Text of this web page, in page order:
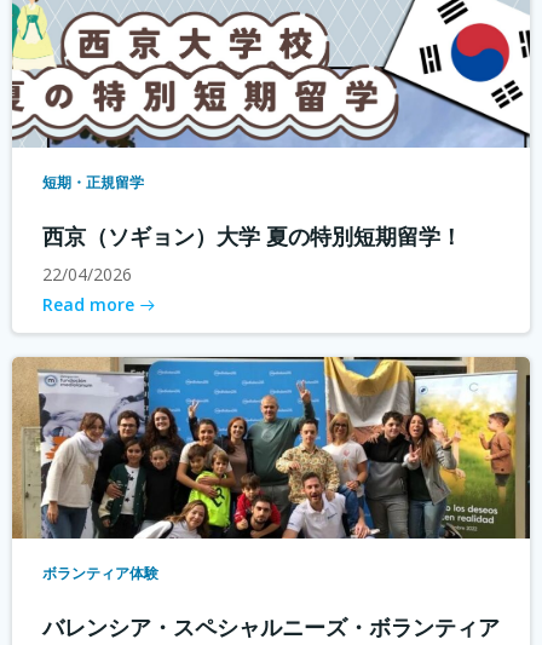
短期・正規留学
西京（ソギョン）大学 夏の特別短期留学！
22/04/2026
Read more
ボランティア体験
バレンシア・スペシャルニーズ・ボランティア